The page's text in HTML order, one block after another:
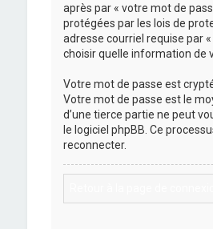
après par « votre mot de
protégées par les lois de
adresse courriel requise par
choisir quelle information de
Votre mot de passe est
Votre mot de passe est le
d’une tierce partie ne peut
le logiciel phpBB. Ce
reconnecter.